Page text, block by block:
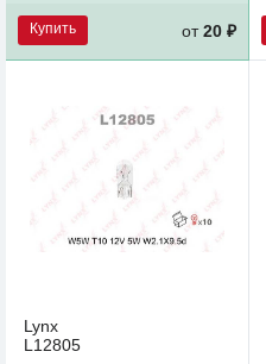
Купить от20 ₽
Lynx
L12805